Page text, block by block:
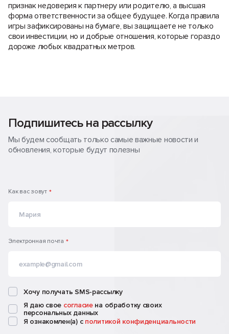
признак недоверия к партнеру или родителю, а высшая
форма ответственности за общее будущее. Когда правила
игры зафиксированы на бумаге, вы защищаете не только
свои инвестиции, но и добрые отношения, которые гораздо
дороже любых квадратных метров.
Подпишитесь на рассылку
Мы будем сообщать только самые важные новости и
обновления, которые будут полезны
Как вас зовут *
Электронная почта *
Хочу получать SMS-рассылку
Я даю свое согласие на обработку своих
персональных данных
Я ознакомлен(а) с политикой конфиденциальности